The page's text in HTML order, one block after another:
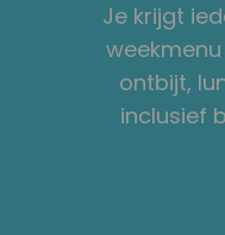
Je krijgt
ontbijt,
inclusief